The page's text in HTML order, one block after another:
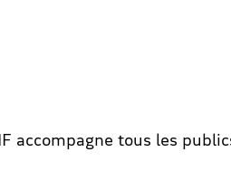
accompagne tous les